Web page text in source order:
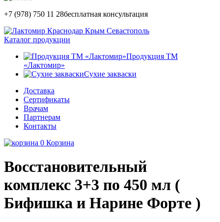
+7 (978) 750 11 28бесплатная консультация
Каталог продукции
Продукция ТМ
«Лактомир»
Сухие закваски
Доставка
Сертификаты
Врачам
Партнерам
Контакты
0 Корзина
Восстановительный
комплекс 3+3 по 450 мл (
Бифишка и Нарине Форте )